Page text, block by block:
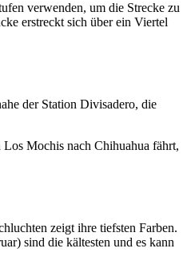
verwenden, um die Strecke zu
erstreckt sich über ein Viertel
der Station Divisadero, die
Los Mochis nach Chihuahua fährt,
zeigt ihre tiefsten Farben.
sind die kältesten und es kann